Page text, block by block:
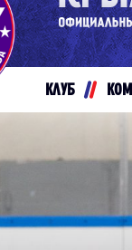
Дивизион Золотой
Академия
Локо
МХК Динамо-
КЛУБ